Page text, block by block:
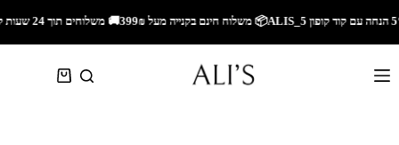
🚚 משלוחים תוך 24 שעות לאזור השרון🚚 משלוחים מהירים לכל הארץ🎁 5% הנחה עם קוד קופון ALIS_5📦 משלוח חינם בקנייה מעל 299₪